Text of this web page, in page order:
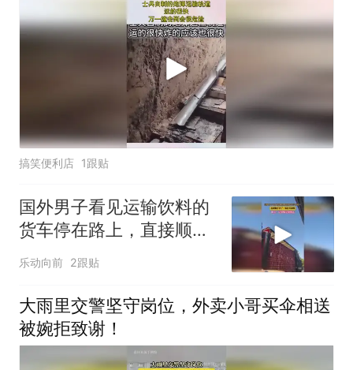
搞笑便利店 1跟贴
国外男子看见运输饮料的
货车停在路上，直接顺手
拿了一瓶打开就喝，网
乐动向前 2跟贴
大雨里交警坚守岗位，外卖小哥买伞相送
被婉拒致谢！